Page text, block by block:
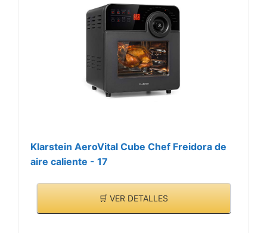
bandeja redonda ideal
para hacer pizza.
Klarstein AeroVital Cube Chef Freidora de
aire caliente - 17
🛒 VER DETALLES